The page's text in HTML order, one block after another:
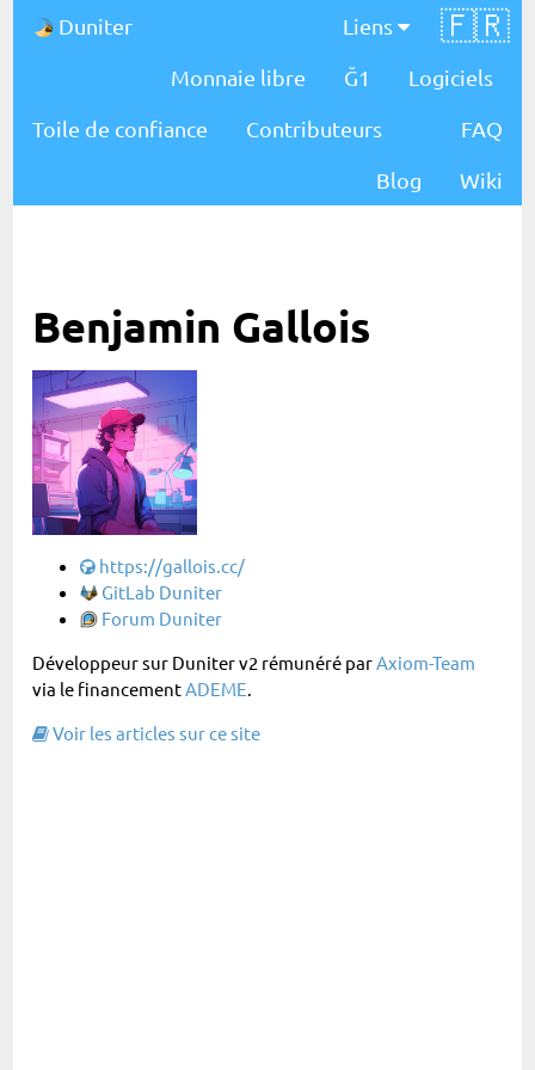
Duniter 🇫🇷
Liens
Monnaie libre Ğ1 Logiciels
Toile de confiance Contributeurs FAQ
Wiki
Blog
Benjamin Gallois
Site perso :
https://gallois.cc/
GitLab Duniter
Forum Duniter
Développeur sur Duniter v2 rémunéré parAxiom-Team
via le financementADEME.
Voir les articles sur ce site